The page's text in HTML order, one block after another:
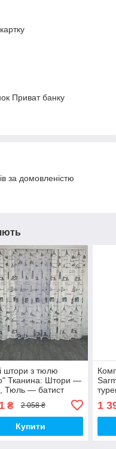
Приват банку
за домовленістю
штори з тюлю
Тканина: Штори —
Тюль — батист
₴ 2 058 ₴
Купити
1